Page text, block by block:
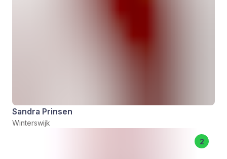
Sandra Prinsen
Winterswijk
2